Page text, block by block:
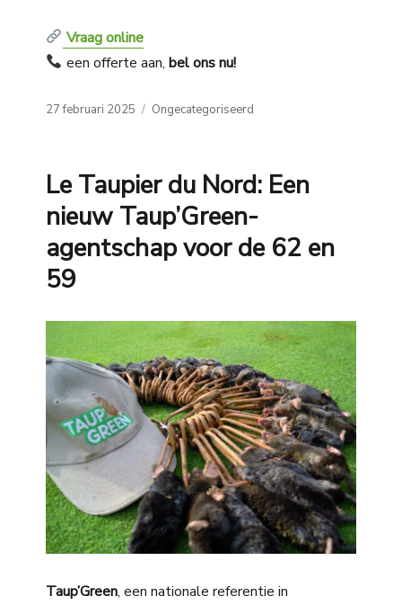
Vraag online
een offerte aan, bel ons nu!
Posted
27 februari 2025 Categories
Ongecategoriseerd
Le Taupier du Nord: Een
nieuw Taup’Green-
agentschap voor de 62 en
59
Taup’Green, een nationale referentie in